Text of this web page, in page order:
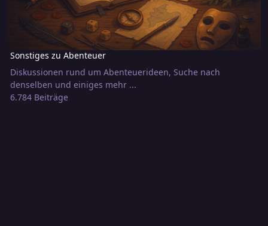
Sonstiges zu Abenteuer
Diskussionen rund um Abenteuerideen, Suche nach
denselben und einiges mehr ...
6.784 Beiträge